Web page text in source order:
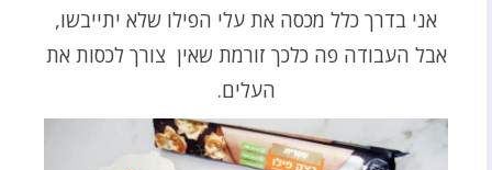
אני בדרך כלל מכסה את עלי הפילו שלא יתייבשו,
אבל העבודה פה כלכך זורמת שאין צורך לכסות את
העלים.